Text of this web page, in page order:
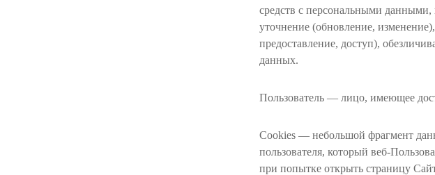
средств с персональными данными,
уточнение (обновление,
предоставление, доступ),
данных.
Пользователь — лицо, имеющее
Cookies — небольшой фрагмент
пользователя, который веб-
при попытке открыть страницу